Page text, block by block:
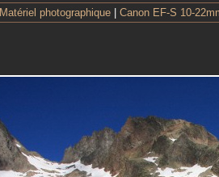
Matériel photographique Canon EF-S 10-